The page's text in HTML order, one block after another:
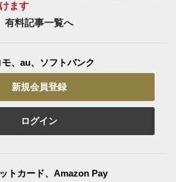
ます
有料記事一覧へ
モ、au、ソフトバンク
新規会員登録
ログイン
トカード、Amazon Pay